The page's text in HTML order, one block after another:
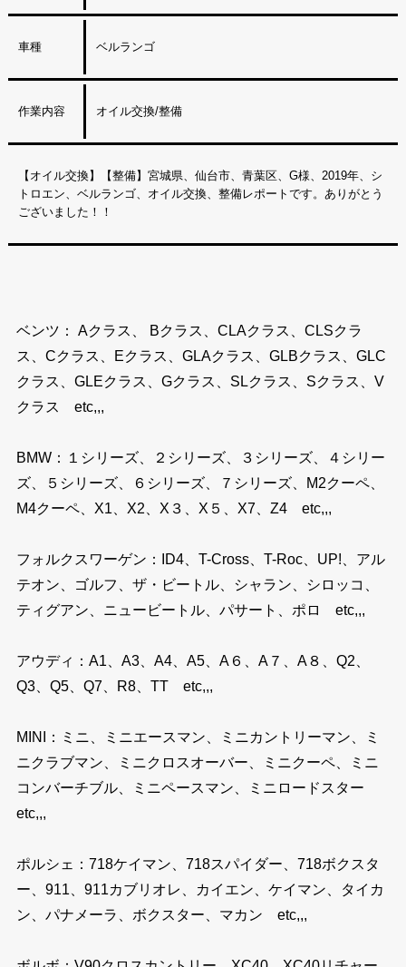
車種 ベルランゴ
作業内容 オイル交換/整備
【オイル交換】【整備】宮城県、仙台市、青葉区、G様、2019年、シ
トロエン、ベルランゴ、オイル交換、整備レポートです。ありがとう
ございました！！
ベンツ： Aクラス、 Bクラス、CLAクラス、CLSクラ
ス、Cクラス、Eクラス、GLAクラス、GLBクラス、GLC
クラス、GLEクラス、Gクラス、SLクラス、Sクラス、V
クラス etc,,,
BMW：１シリーズ、２シリーズ、３シリーズ、４シリー
ズ、５シリーズ、６シリーズ、７シリーズ、M2クーペ、
M4クーペ、X1、X2、X３、X５、X7、Z4 etc,,,
フォルクスワーゲン：ID4、T-Cross、T-Roc、UP!、アル
テオン、ゴルフ、ザ・ビートル、シャラン、シロッコ、
ティグアン、ニュービートル、パサート、ポロ etc,,,
アウディ：A1、A3、A4、A5、A６、A７、A８、Q2、
Q3、Q5、Q7、R8、TT etc,,,
MINI：ミニ、ミニエースマン、ミニカントリーマン、ミ
ニクラブマン、ミニクロスオーバー、ミニクーペ、ミニ
コンバーチブル、ミニペースマン、ミニロードスター
etc,,,
ポルシェ：718ケイマン、718スパイダー、718ボクスタ
ー、911、911カブリオレ、カイエン、ケイマン、タイカ
ン、パナメーラ、ボクスター、マカン etc,,,